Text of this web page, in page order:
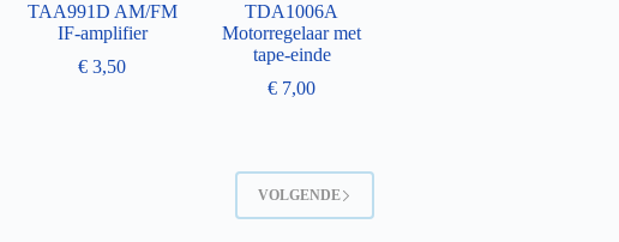
TAA991D AM/FM
IF-amplifier
€ 3,50
TDA1006A
Motorregelaar met
tape-einde
€ 7,00
VOLGENDE